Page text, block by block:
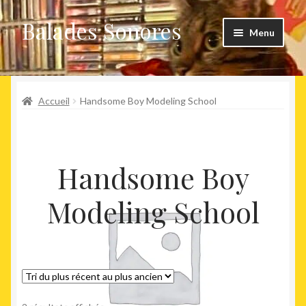
Aller
à
la
navigation
Aller
au
contenu
Balades Sonores Menu
Boutique
Nouveaux arrivages
Accueil Handsome Boy Modeling School
Handsome Boy
Modeling School